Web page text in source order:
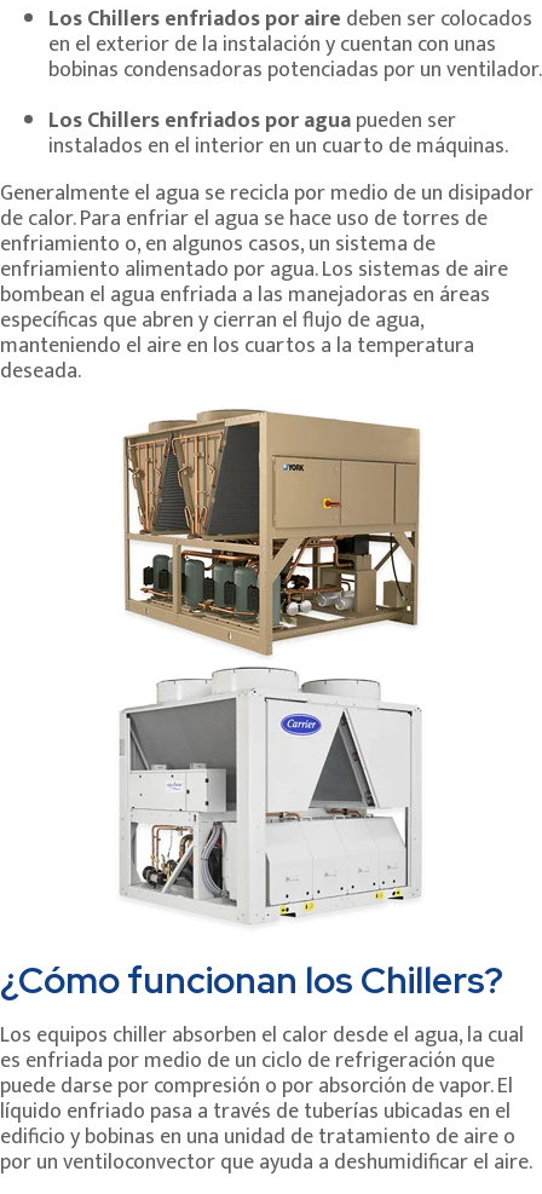
Los Chillers enfriados por aire deben ser colocados
en el exterior de la instalación y cuentan con unas
bobinas condensadoras potenciadas por un ventilador.
Los Chillers enfriados por aguapueden ser
instalados en el interior en un cuarto de máquinas.
Generalmente el agua se recicla por medio de un disipador
de calor. Para enfriar el agua se hace uso de torres de
enfriamiento o, en algunos casos, un sistema de
enfriamiento alimentado por agua. Los sistemas de aire
bombean el agua enfriada a las manejadoras en áreas
específicas que abren y cierran el flujo de agua,
manteniendo el aire en los cuartos a la temperatura
deseada.
¿Cómo funcionan los Chillers?
Los equipos chiller absorben el calor desde el agua, la cual
es enfriada por medio de un ciclo de refrigeración que
puede darse por compresión o por absorción de vapor. El
líquido enfriado pasa a través de tuberías ubicadas en el
edificio y bobinas en una unidad de tratamiento de aire o
por un ventiloconvector que ayuda a deshumidificar el aire.